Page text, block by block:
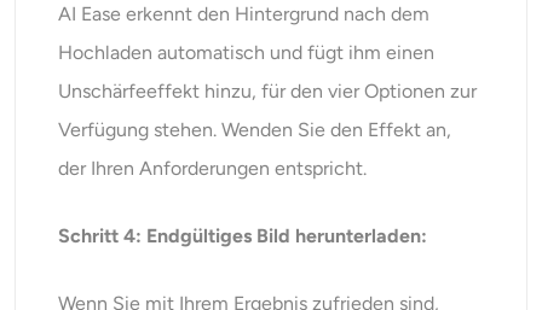
AI Ease erkennt den Hintergrund nach dem
Hochladen automatisch und fügt ihm einen
Unschärfeeffekt hinzu, für den vier Optionen zur
Verfügung stehen. Wenden Sie den Effekt an,
der Ihren Anforderungen entspricht.
Schritt 4: Endgültiges Bild herunterladen:
Wenn Sie mit Ihrem Ergebnis zufrieden sind,